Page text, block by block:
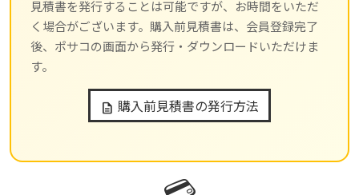
見積書を発行することは可能ですが、お時間をいただ
く場合がございます。購入前見積書は、会員登録完了
後、ポサコの画面から発行・ダウンロードいただけま
す。
description 購入前見積書の発行方法